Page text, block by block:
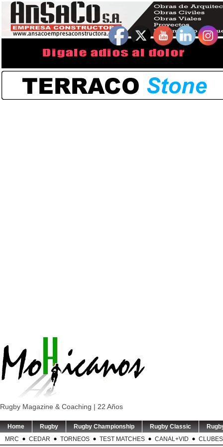
Rugby Magazine & Coaching | 22 Años
Home Rugby Rugby Championship Rugby Classic
MRC
CEDAR TORNEOS TEST MATCHES CANAL+VID CLUBES